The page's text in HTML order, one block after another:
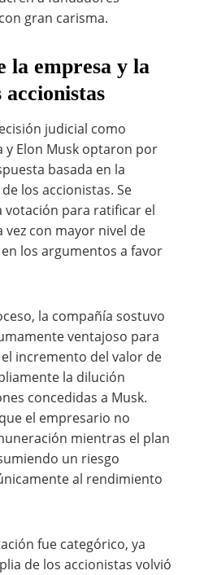
gran carisma.
la empresa y la
accionistas
judicial como
y Elon Musk optaron por
basada en la
los accionistas. Se
votación para ratificar el
vez con mayor nivel de
los argumentos a favor
la compañía sostuvo
ventajoso para
incremento del valor de
la dilución
concedidas a Musk.
el empresario no
mientras el plan
un riesgo
al rendimiento
fue categórico, ya
de los accionistas volvió